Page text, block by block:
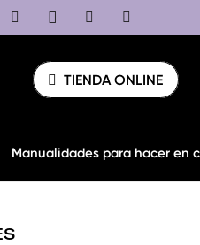
TIENDA ONLINE
Manualidades para hacer en